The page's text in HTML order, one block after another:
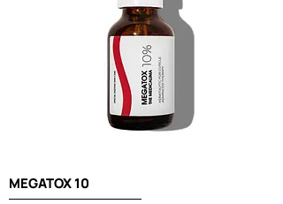
MEGATOX 10